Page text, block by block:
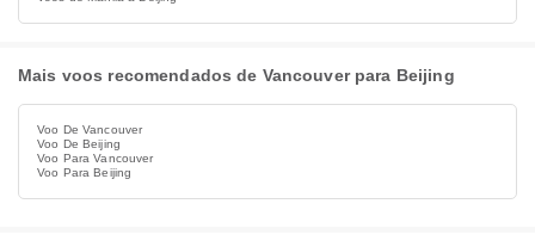
Mais voos recomendados de Vancouver para Beijing
Voo De Vancouver
Voo De Beijing
Voo Para Vancouver
Voo Para Beijing